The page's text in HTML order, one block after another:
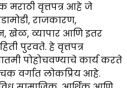
मराठी वृत्तपत्र आहे जे
राजकारण,
खेळ, व्यापार आणि इतर
पुरवते. हे वृत्तपत्र
पोहोचवण्याचे कार्य करते
वर्गात लोकप्रिय आहे.